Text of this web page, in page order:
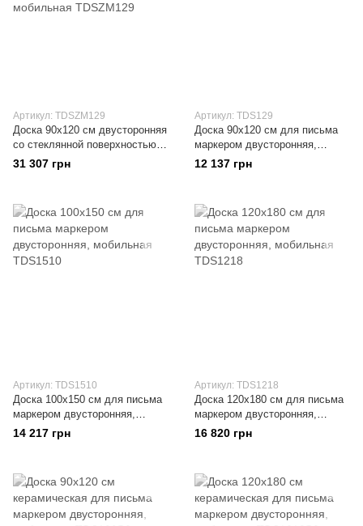
Артикул: TDSZM129
Доска 90x120 см двусторонняя
со стеклянной поверхностью
(черная/белая), НЕ магнитная,
мобильная
31 307 грн
Артикул: TDS129
Доска 90x120 см для письма
маркером двусторонняя,
мобильная
12 137 грн
Артикул: TDS1510
Доска 100x150 см для письма
маркером двусторонняя,
мобильная
14 217 грн
Артикул: TDS1218
Доска 120x180 см для письма
маркером двусторонняя,
мобильная
16 820 грн